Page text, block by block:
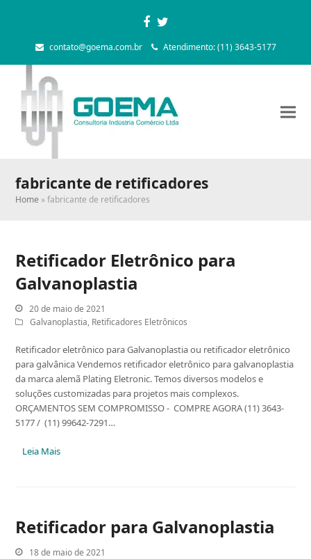
Facebook
Twitter
contato@goema.com.br Atendimento: (11) 3643-5177
fabricante de retificadores
Home »fabricante de retificadores
Retificador Eletrônico para
Galvanoplastia
20 de maio de 2021
Galvanoplastia, Retificadores Eletrônicos
Retificador eletrônico para Galvanoplastia ou retificador eletrônico
para galvânica Vendemos retificador eletrônico para galvanoplastia
da marca alemã Plating Eletronic. Temos diversos modelos e
soluções customizadas para projetos mais complexos.
ORÇAMENTOS SEM COMPROMISSO - COMPRE AGORA (11) 3643-
5177 / (11) 99642-7291…
Leia Mais
Retificador para Galvanoplastia
18 de maio de 2021